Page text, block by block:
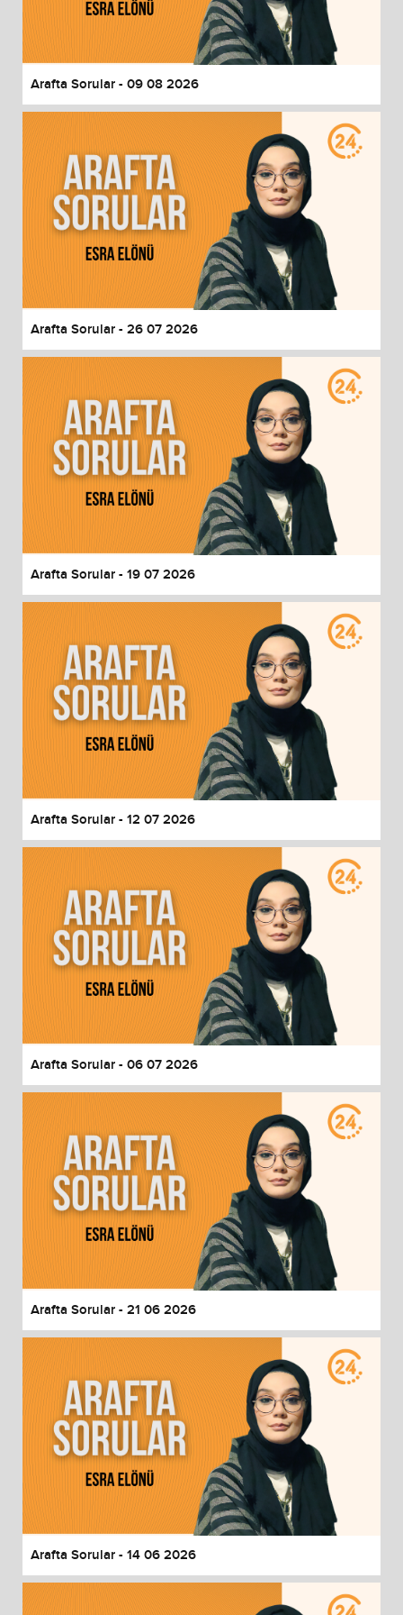
End of dialog window.
Arafta Sorular - 09 08 2026
Arafta Sorular - 26 07 2026
Arafta Sorular - 19 07 2026
Arafta Sorular - 12 07 2026
Arafta Sorular - 06 07 2026
Arafta Sorular - 21 06 2026
Arafta Sorular - 14 06 2026